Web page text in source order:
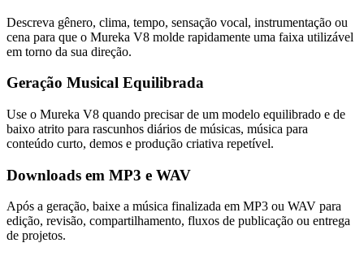
Descreva gênero, clima, tempo, sensação vocal, instrumentação ou
cena para que o Mureka V8 molde rapidamente uma faixa utilizável
em torno da sua direção.
Geração Musical Equilibrada
Use o Mureka V8 quando precisar de um modelo equilibrado e de
baixo atrito para rascunhos diários de músicas, música para
conteúdo curto, demos e produção criativa repetível.
Downloads em MP3 e WAV
Após a geração, baixe a música finalizada em MP3 ou WAV para
edição, revisão, compartilhamento, fluxos de publicação ou entrega
de projetos.